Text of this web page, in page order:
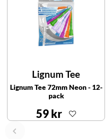
Lignum Tee
Lignum Tee 72mm Neon - 12-
pack
59 kr